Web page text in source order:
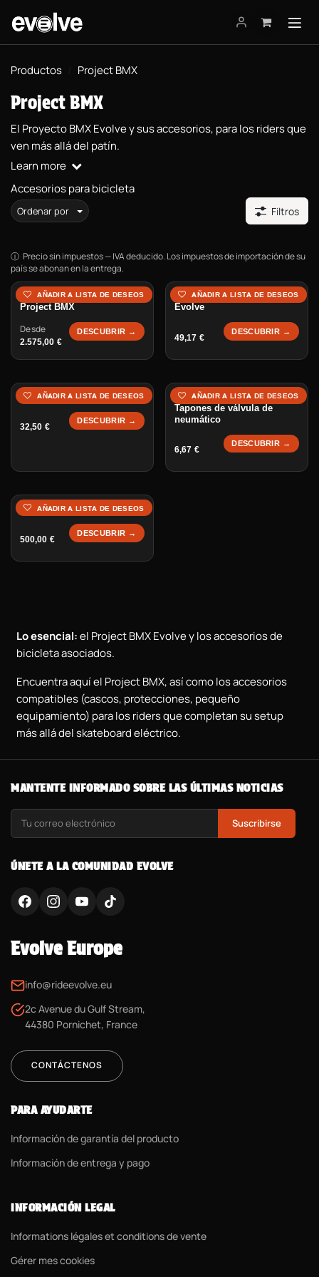
Productos Project BMX
Project BMX
El Proyecto BMX Evolve y sus accesorios, para los riders que
ven más allá del patín.
Learn more
Accesorios para bicicleta
Ordenar por Filtros
Precio sin impuestos — IVA deducido. Los impuestos de importación de su
país se abonan en la entrega.
Project BMX
Desde
2.575,00 €
DESCUBRIR →
AÑADIR A LISTA DE DESEOS
Rodilleras y Coderas
Evolve
49,17€
DESCUBRIR →
AÑADIR A LISTA DE DESEOS
Casco Evolve
32,50 €
DESCUBRIR →
AÑADIR A LISTA DE DESEOS
Tapones de válvula de
neumático
6,67€
DESCUBRIR →
AÑADIR A LISTA DE DESEOS
Batería 36V Project BMX
500,00 €
DESCUBRIR →
AÑADIR A LISTA DE DESEOS
Lo esencial:el Project BMX Evolve y los accesorios de
bicicleta asociados.
Encuentra aquí el Project BMX, así como los accesorios
compatibles (cascos, protecciones, pequeño
equipamiento) para los riders que completan su setup
más allá del skateboard eléctrico.
MANTENTE INFORMADO SOBRE LAS ÚLTIMAS NOTICIAS
Suscribirse
ÚNETE A LA COMUNIDAD EVOLVE
Evolve Europe
info@rideevolve.eu
2c Avenue du Gulf Stream,
44380 Pornichet, France
CONTÁCTENOS
PARA AYUDARTE
Información de garantía del producto
Información de entrega y pago
INFORMACIÓN LEGAL
Informations légales et conditions de vente
Gérer mes cookies